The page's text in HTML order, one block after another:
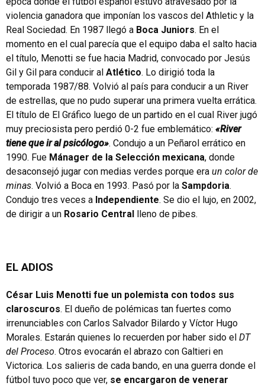
violencia ganadora que imponían los vascos del Athletic y la
Real Sociedad. En 1987 llegó a Boca Juniors. En el
momento en el cual parecía que el equipo daba el salto hacia
el título, Menotti se fue hacia Madrid, convocado por Jesús
Gil y Gil para conducir al Atlético. Lo dirigió toda la
temporada 1987/88. Volvió al país para conducir a un River
de estrellas, que no pudo superar una primera vuelta errática.
El título de El Gráfico luego de un partido en el cual River jugó
muy preciosista pero perdió 0-2 fue emblemático: «River
tiene que ir al psicólogo». Condujo a un Peñarol errático en
1990. Fue Mánager de la Selección mexicana, donde
desaconsejó jugar con medias verdes porque era un color de
minas. Volvió a Boca en 1993. Pasó por la Sampdoria.
Condujo tres veces a Independiente. Se dio el lujo, en 2002,
de dirigir a un Rosario Central lleno de pibes.
EL ADIOS
César Luis Menotti fue un polemista con todos sus
claroscuros. El dueño de polémicas tan fuertes como
irrenunciables con Carlos Salvador Bilardo y Víctor Hugo
Morales. Estarán quienes lo recuerden por haber sido el DT
del Proceso. Otros evocarán el abrazo con Galtieri en
Victorica. Los salieris de cada bando, en una guerra donde el
fútbol tuvo poco que ver, se encargaron de venerar